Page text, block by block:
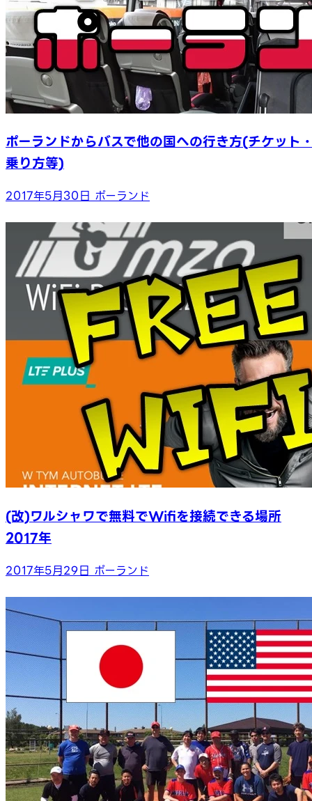
ポーランドからバスで他の国への行き方(チケット
乗り方等)
2017年5月30日 ポーランド
(改)ワルシャワで無料でWifiを接続できる場所
2017年
2017年5月29日 ポーランド